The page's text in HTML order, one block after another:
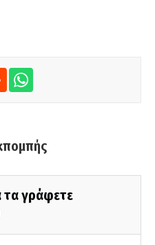
τα γράφετε